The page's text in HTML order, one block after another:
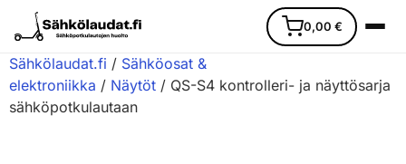
0,00 €
Sähkölaudat.fi / Sähköosat &
elektroniikka / Näytöt / QS-S4 kontrolleri- ja näyttösarja
sähköpotkulautaan